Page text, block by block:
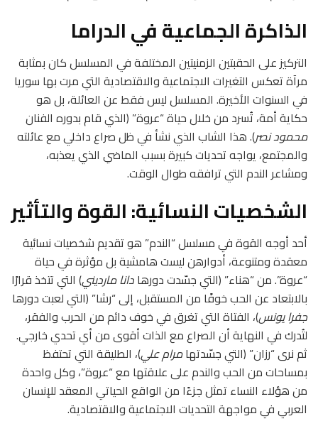
الذاكرة الجماعية في الدراما
التركيز على الحقبتين الزمنيتين المختلفة في المسلسل كان بمثابة
مرآة تعكس التغيرات الاجتماعية والاقتصادية التي مرت بها سوريا
في السنوات الأخيرة. المسلسل ليس فقط عن العائلة، بل هو
حكاية أمة، تُسرد من خلال حياة “عروة” (الذي قام بدوره الفنان
محمود نصر). هذا الشاب الذي نشأ في ظل صراع داخلي مع عائلته
والمجتمع، يواجه تحديات كبيرة بسبب الماضي الذي يعذبه،
ومشاعر الندم التي ترافقه طوال الوقت.
الشخصيات النسائية: القوة والتأثير
أحد أوجه القوة في مسلسل “الندم” هو تقديم شخصيات نسائية
معقدة ومتنوعة، أدوارهن ليست هامشية بل مؤثرة في حياة
“عروة”. من “هناء” (التي جسّدت دورهادانا مارديني) التي تتخذ قرارًا
بالابتعاد عن الحب خوفًا من المستقبل، إلى “رشا” (التي لعبت دورها
جفرا يونس)، الفتاة التي تغرق في خوف دائم من الحرب والفقر،
لتُدرك في النهاية أن الصراع مع الذات أقوى من أي تحدي خارجي.
ثم نرى “رزان” (التي جسّدتهامرام علي)، الطليقة التي تحتفظ
بمساحات من الحب والندم على علاقتها مع “عروة”، وكل واحدة
من هؤلاء النساء تمثل جزءًا من الواقع الحياتي المعقد للإنسان
العربي في مواجهة التحديات الاجتماعية والاقتصادية.